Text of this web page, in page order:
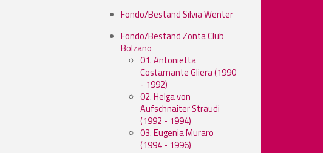
Fondo/Bestand Silvia Wenter
Fondo/Bestand Zonta Club
Bolzano
01. Antonietta
Costamante Gliera (1990
- 1992)
02. Helga von
Aufschnaiter Straudi
(1992 - 1994)
03. Eugenia Muraro
(1994 - 1996)